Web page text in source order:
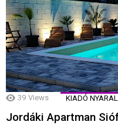
39 Views KIADÓ
Jordáki Apartman